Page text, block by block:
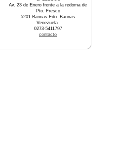
Av. 23 de Enero frente a la redoma de
Pto. Fresco
5201 Barinas Edo. Barinas
Venezuela
0273-5411797
contacto